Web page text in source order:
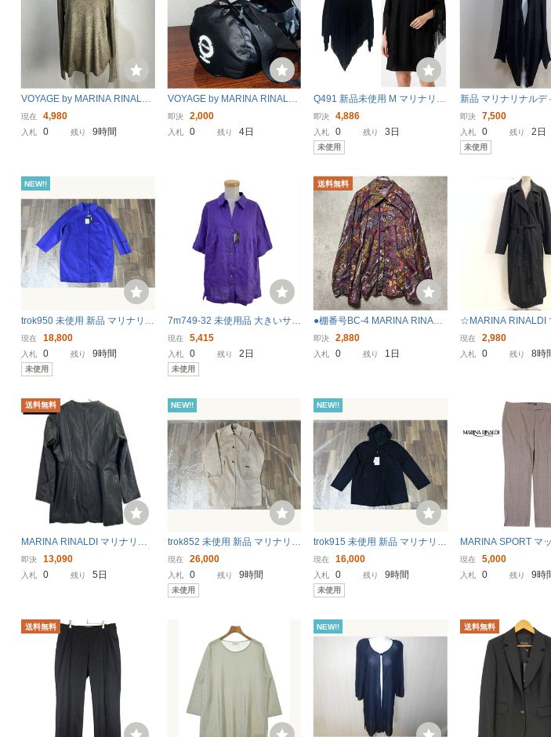
VOYAGE by MARINA RINALDI
シルクカシミヤ シルクニット
カシミヤニット ラメ糸 切替 マ
現在 4,980
入札 0 残り 9時間
VOYAGE by MARINA RINALDI
ヴォヤージュ バイ マリナ リナ
ルディ★軽量 トラベルバッグ
即決 2,000
入札 0 残り 4日
Q491 新品未使用 M マリナリナ
ルディ イタリア製 ポンチョ レ
ディース
即決 4,886
入札 0 残り 3日
未使用
新品 マリナリナルデ
A RINALDI 黒 トップ
カーデ L ルーマニア
即決 7,500
入札 0 残り 2日
未使用
NEW!!
trok950 未使用 新品 マリナリナ
ルディ MARINA RINALDI PAR
OLUD コート ウール アンゴラ
サイズ23 ブルー系 レディース
アウター タグ付き
現在 18,800
入札 0 残り 9時間
未使用
7m749-32 未使用品 大きいサイ
ズ MARINA RINALDI マリナリ
ナルディ リネン 麻 100% 半袖
ブラウス シャツ トップス パー
プル レディース 17
現在 5,415
入札 0 残り 2日
未使用
送料無料
●棚番号BC-4 MARINA RINALD
I マリナリナルディ 17 イタリア
製 ペイズリー柄 ブラウス ビス
即決 2,880
入札 0 残り 1日
☆MARINA RINALDI
ナルディ イタリア製
ド ベルテッドロング
現在 2,980
入札 0 残り 8時
送料無料
MARINA RINALDI マリナリナ
ルディ ブラック シープスキン
レザー ノーカラー コート ブラ
即決 13,090
入札 0 残り 5日
NEW!!
trok852 未使用 新品 マリナリナ
ルディ MARINA RINALDI コー
ト アウター 25 チャームタグ キ
ャメル 大きいサイズ レディー
ス イタリア
現在 26,000
入札 0 残り 9時間
未使用
NEW!!
trok915 未使用 新品 マリナリナ
ルディ MARINA RINALDI ジャ
ンパー パーカー リバーシブル
ステッチ ネイビー 23 大きいサ
イズ レディース
現在 16,000
入札 0 残り 9時間
未使用
MARINA SPORT マ
ラ マリナスポーツ マ
ルディ 大きいサイズ
現在 5,000
入札 0 残り 9時
送料無料 NEW!! 送料無料